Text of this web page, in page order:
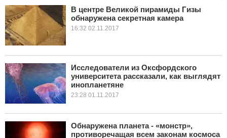
В центре Великой пирамиды Гизы
обнаружена секретная камера
16:32 02.11.2017
Исследователи из Оксфордского
университета рассказали, как выглядят
инопланетяне
23:28 01.11.2017
Обнаружена планета - «монстр»,
противоречащая всем законам космоса